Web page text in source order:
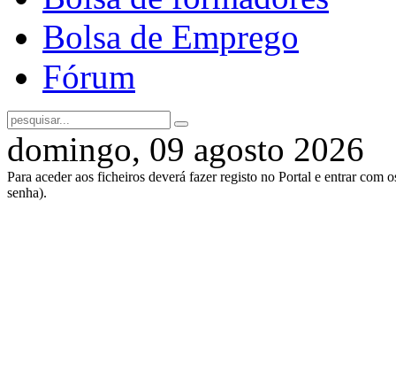
Bolsa de Emprego
Fórum
domingo, 09 agosto 2026
Para aceder aos ficheiros deverá fazer registo no Portal e entrar com
senha).